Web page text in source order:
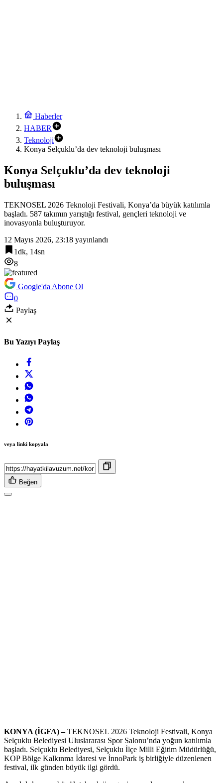
Haberler
HABER
Teknoloji
Konya Selçuklu’da dev teknoloji buluşması
Konya Selçuklu’da dev teknoloji
buluşması
TEKNOSEL 2026 Teknoloji Festivali, Konya’da büyük katılımla
başladı. 587 takımın yarıştığı festival, gençleri teknoloji ve
inovasyonla buluşturuyor.
12 Mayıs 2026, 23:18 yayınlandı
1dk, 14sn
8
Google'da Abone Ol
0
Paylaş
Bu Yazıyı Paylaş
veya linki kopyala
Beğen
KONYA (İGFA) –TEKNOSEL 2026 Teknoloji Festivali, Konya
Selçuklu Belediyesi Uluslararası Spor Salonu’nda yoğun katılımla
başladı. Selçuklu Belediyesi, Selçuklu İlçe Milli Eğitim Müdürlüğü,
KOP Bölge Kalkınma İdaresi ve İnnoPark iş birliğiyle düzenlenen
festival, ilk günden büyük ilgi gördü.